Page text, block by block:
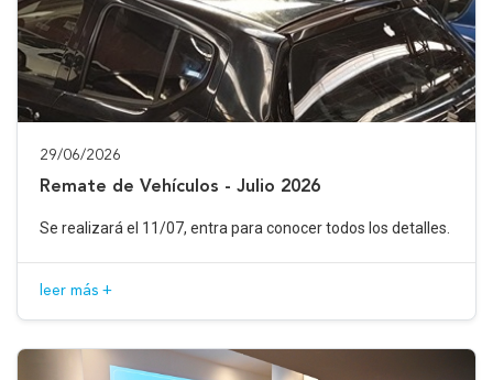
29/06/2026
Remate de Vehículos - Julio 2026
Se realizará el 11/07, entra para conocer todos los detalles.
leer más +